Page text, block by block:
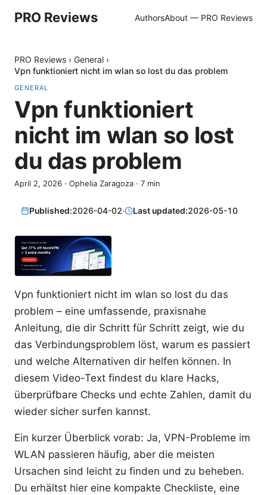
PRO Reviews AuthorsAbout — PRO Reviews
PRO Reviews › General ›
Vpn funktioniert nicht im wlan so lost du das problem
GENERAL
Vpn funktioniert
nicht im wlan so lost
du das problem
April 2, 2026 · Ophelia Zaragoza · 7 min
Published:2026-04-02· Last updated:2026-05-10
Vpn funktioniert nicht im wlan so lost du das
problem – eine umfassende, praxisnahe
Anleitung, die dir Schritt für Schritt zeigt, wie du
das Verbindungsproblem löst, warum es passiert
und welche Alternativen dir helfen können. In
diesem Video-Text findest du klare Hacks,
überprüfbare Checks und echte Zahlen, damit du
wieder sicher surfen kannst.
Ein kurzer Überblick vorab: Ja, VPN-Probleme im
WLAN passieren häufig, aber die meisten
Ursachen sind leicht zu finden und zu beheben.
Du erhältst hier eine kompakte Checkliste, eine